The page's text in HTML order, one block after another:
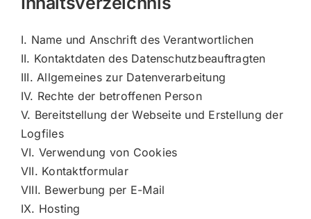
I. Name und Anschrift des Verantwortlichen
II. Kontaktdaten des Datenschutzbeauftragten
III. Allgemeines zur Datenverarbeitung
IV. Rechte der betroffenen Person
V. Bereitstellung der Webseite und Erstellung der
Logfiles
VI. Verwendung von Cookies
VII. Kontaktformular
VIII. Bewerbung per E-Mail
IX. Hosting